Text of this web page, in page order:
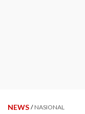
NEWS / NASIONAL